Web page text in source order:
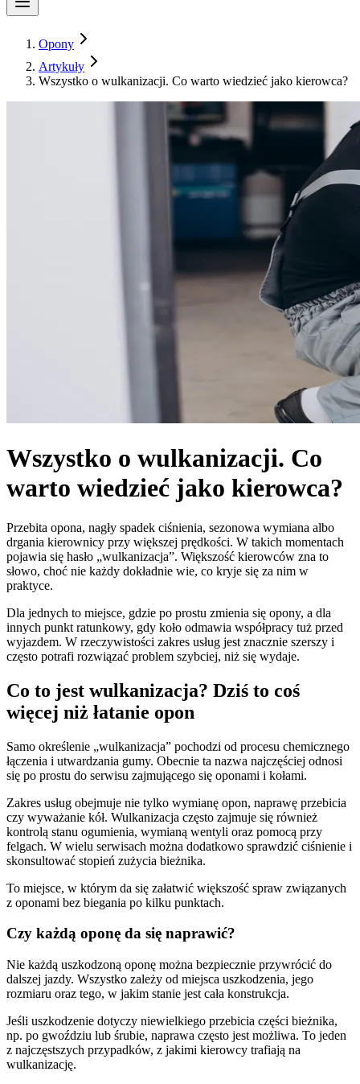
Opony
Artykuły
Wszystko o wulkanizacji. Co warto wiedzieć jako kierowca?
Wszystko o wulkanizacji. Co
warto wiedzieć jako kierowca?
Przebita opona, nagły spadek ciśnienia, sezonowa wymiana albo
drgania kierownicy przy większej prędkości. W takich momentach
pojawia się hasło „wulkanizacja”. Większość kierowców zna to
słowo, choć nie każdy dokładnie wie, co kryje się za nim w
praktyce.
Dla jednych to miejsce, gdzie po prostu zmienia się opony, a dla
innych punkt ratunkowy, gdy koło odmawia współpracy tuż przed
wyjazdem. W rzeczywistości zakres usług jest znacznie szerszy i
często potrafi rozwiązać problem szybciej, niż się wydaje.
Co to jest wulkanizacja? Dziś to coś
więcej niż łatanie opon
Samo określenie „wulkanizacja” pochodzi od procesu chemicznego
łączenia i utwardzania gumy. Obecnie ta nazwa najczęściej odnosi
się po prostu do serwisu zajmującego się oponami i kołami.
Zakres usług obejmuje nie tylko wymianę opon, naprawę przebicia
czy wyważanie kół. Wulkanizacja często zajmuje się również
kontrolą stanu ogumienia, wymianą wentyli oraz pomocą przy
felgach. W wielu serwisach można dodatkowo sprawdzić ciśnienie i
skonsultować stopień zużycia bieżnika.
To miejsce, w którym da się załatwić większość spraw związanych
z oponami bez biegania po kilku punktach.
Czy każdą oponę da się naprawić?
Nie każdą uszkodzoną oponę można bezpiecznie przywrócić do
dalszej jazdy. Wszystko zależy od miejsca uszkodzenia, jego
rozmiaru oraz tego, w jakim stanie jest cała konstrukcja.
Jeśli uszkodzenie dotyczy niewielkiego przebicia części bieżnika,
np. po gwoździu lub śrubie, naprawa często jest możliwa. To jeden
z najczęstszych przypadków, z jakimi kierowcy trafiają na
wulkanizację.